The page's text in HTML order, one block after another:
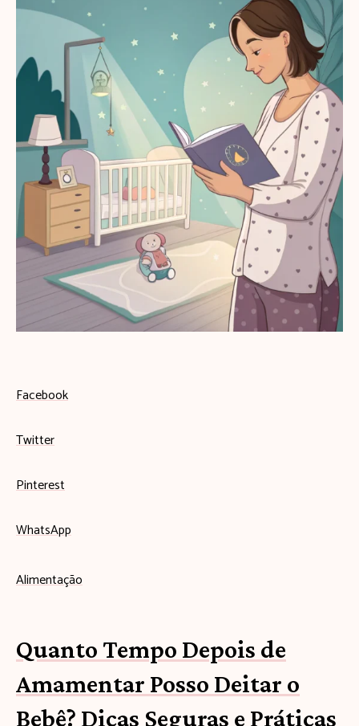
Facebook
Twitter
Pinterest
WhatsApp
Alimentação
Quanto Tempo Depois de
Amamentar Posso Deitar o
Bebê? Dicas Seguras e Práticas